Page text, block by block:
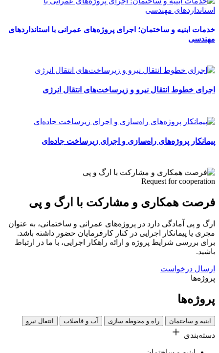
خدمات ابنیه و ساختمان؛ اجرای پروژه‌های عمرانی با استانداردهای
مهندسی
اجرای خطوط انتقال نیرو و زیرساخت‌های انتقال انرژی
پیمانکار پروژه‌های راه‌سازی و اجرای زیرساخت جاده‌ای
Request for cooperation
فرصت همکاری و مشارکت با ارگ و پی
ارگ و پی آمادگی دارد در پروژه‌های عمرانی و ساختمانی، به عنوان
مجری یا پیمانکار اجرایی در کنار کارفرمایان حضور داشته باشد.
برای بررسی شرایط پروژه و ارائه راهکار اجرایی، با ما در ارتباط
باشید.
ارسال درخواست
پروژه‌ها
پروژه‌ها
ابنیه و ساختمان راه‌ و محوطه سازی آب و فاضلاب انتقال نیرو
دسته‌بندی‌